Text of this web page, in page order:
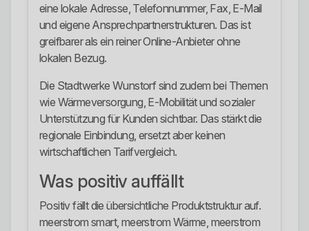
eine lokale Adresse, Telefonnummer, Fax, E-Mail
und eigene Ansprechpartnerstrukturen. Das ist
greifbarer als ein reiner Online-Anbieter ohne
lokalen Bezug.
Die Stadtwerke Wunstorf sind zudem bei Themen
wie Wärmeversorgung, E-Mobilität und sozialer
Unterstützung für Kunden sichtbar. Das stärkt die
regionale Einbindung, ersetzt aber keinen
wirtschaftlichen Tarifvergleich.
Was positiv auffällt
Positiv fällt die übersichtliche Produktstruktur auf.
meerstrom smart, meerstrom Wärme, meerstrom